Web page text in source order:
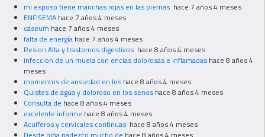
mi esposo tiene manchas rojas en las piernas hace 7 años 4 meses
ENFISEMA hace 7 años 4 meses
caseum hace 7 años 4 meses
falta de energía hace 7 años 4 meses
Resion Alta y trastornos digestivos hace 8 años 4 meses
infeccion de un muela con encias dolorosas e inflamadas hace 8 años 4
meses
momentos de ansiedad en los hace 8 años 4 meses
Quistes de agua y doloroso en los senos hace 8 años 4 meses
Consulta de hace 8 años 4 meses
excelente informe hace 8 años 4 meses
Acuíferos y cervicales continuas hace 8 años 4 meses
Desde niña padezco mucho de hace 8 años 4 meses